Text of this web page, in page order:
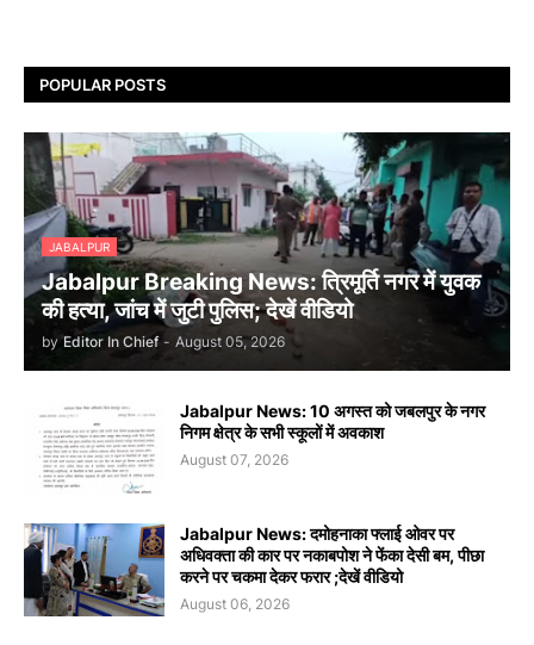
POPULAR POSTS
JABALPUR
Jabalpur Breaking News: त्रिमूर्ति नगर में युवक
की हत्या, जांच में जुटी पुलिस; देखें वीडियो
by Editor In Chief - August 05, 2026
Jabalpur News: 10 अगस्त को जबलपुर के नगर
निगम क्षेत्र के सभी स्कूलों में अवकाश
August 07, 2026
Jabalpur News: दमोहनाका फ्लाई ओवर पर
अधिवक्ता की कार पर नकाबपोश ने फेंका देसी बम, पीछा
करने पर चकमा देकर फरार ;देखें वीडियो
August 06, 2026